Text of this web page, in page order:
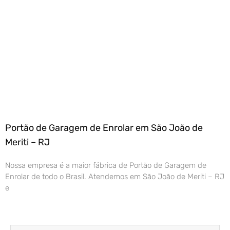
Portão de Garagem de Enrolar em São João de
Meriti – RJ
Nossa empresa é a maior fábrica de Portão de Garagem de
Enrolar de todo o Brasil. Atendemos em São João de Meriti – RJ
e